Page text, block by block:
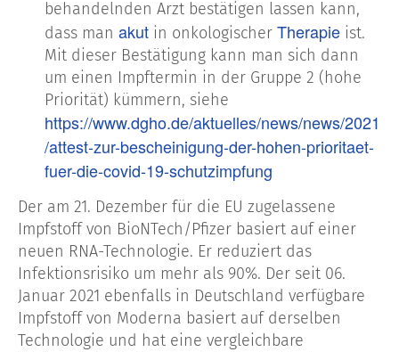
behandelnden Arzt bestätigen lassen kann,
dass man akut in onkologischer Therapie ist.
Mit dieser Bestätigung kann man sich dann
um einen Impftermin in der Gruppe 2 (hohe
Priorität) kümmern, siehe
https://www.dgho.de/aktuelles/news/news/2021
/attest-zur-bescheinigung-der-hohen-prioritaet-
fuer-die-covid-19-schutzimpfung
Der am 21. Dezember für die EU zugelassene
Impfstoff von BioNTech/Pfizer basiert auf einer
neuen RNA-Technologie. Er reduziert das
Infektionsrisiko um mehr als 90%. Der seit 06.
Januar 2021 ebenfalls in Deutschland verfügbare
Impfstoff von Moderna basiert auf derselben
Technologie und hat eine vergleichbare